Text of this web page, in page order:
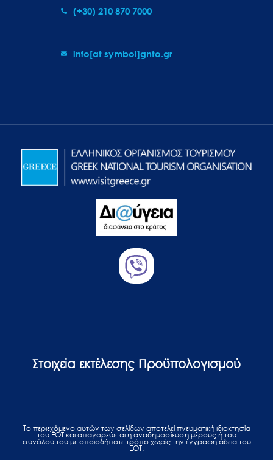
(+30) 210 870 7000
info[at symbol]gnto.gr
Στοιχεία εκτέλεσης Προϋπολογισμού
Το περιεχόμενο αυτών των σελίδων αποτελεί πvευματική ιδιοκτησία
του ΕΟΤ και απαγορεύεται η αναδημοσίευση μέρους ή του
συνόλου του με οποιοδήποτε τρόπο χωρίς την έγγραφη άδεια του
ΕΟΤ.